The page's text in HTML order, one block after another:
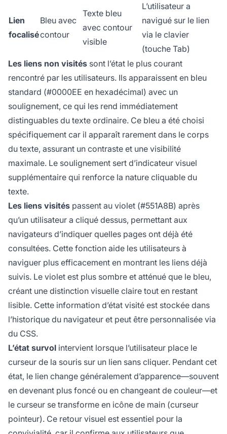
Lien
focalisé
Bleu avec
contour
Texte bleu
avec contour
visible
L’utilisateur a
navigué sur le lien
via le clavier
(touche Tab)
Les liens non visités sont l’état le plus courant
rencontré par les utilisateurs. Ils apparaissent en bleu
standard (#0000EE en hexadécimal) avec un
soulignement, ce qui les rend immédiatement
distinguables du texte ordinaire. Ce bleu a été choisi
spécifiquement car il apparaît rarement dans le corps
du texte, assurant un contraste et une visibilité
maximale. Le soulignement sert d’indicateur visuel
supplémentaire qui renforce la nature cliquable du
texte.
Les liens visités passent au violet (#551A8B) après
qu’un utilisateur a cliqué dessus, permettant aux
navigateurs d’indiquer quelles pages ont déjà été
consultées. Cette fonction aide les utilisateurs à
naviguer plus efficacement en montrant les liens déjà
suivis. Le violet est plus sombre et atténué que le bleu,
créant une distinction visuelle claire tout en restant
lisible. Cette information d’état visité est stockée dans
l’historique du navigateur et peut être personnalisée via
du CSS.
L’état survol intervient lorsque l’utilisateur place le
curseur de la souris sur un lien sans cliquer. Pendant cet
état, le lien change généralement d’apparence—souvent
en devenant plus foncé ou en changeant de couleur—et
le curseur se transforme en icône de main (curseur
pointeur). Ce retour visuel est essentiel pour la